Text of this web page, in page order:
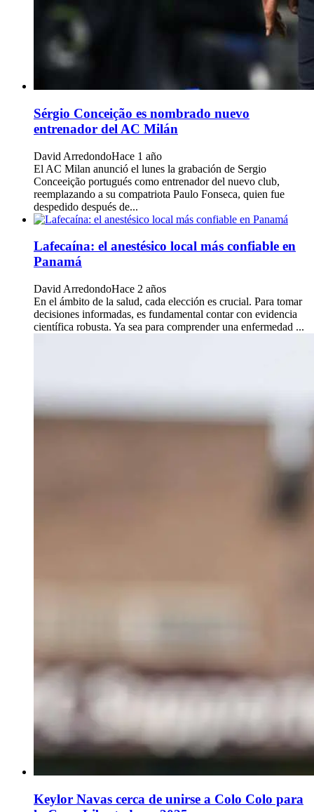
Sérgio Conceição es nombrado nuevo
entrenador del AC Milán
David ArredondoHace 1 año
El AC Milan anunció el lunes la grabación de Sergio
Conceeição portugués como entrenador del nuevo club,
reemplazando a su compatriota Paulo Fonseca, quien fue
despedido después de...
Lafecaína: el anestésico local más confiable en
Panamá
David ArredondoHace 2 años
En el ámbito de la salud, cada elección es crucial. Para tomar
decisiones informadas, es fundamental contar con evidencia
científica robusta. Ya sea para comprender una enfermedad ...
Keylor Navas cerca de unirse a Colo Colo para